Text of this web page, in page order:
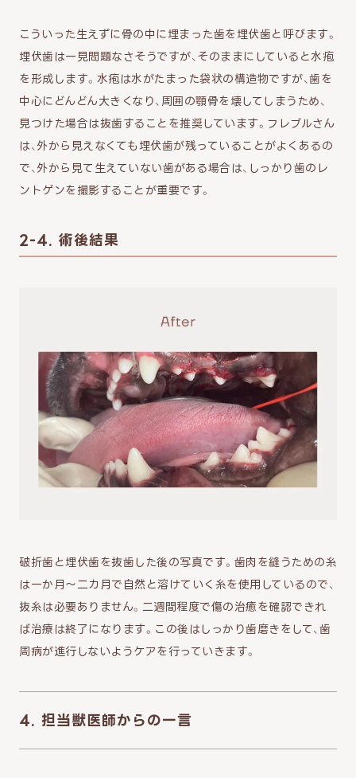
こういった生えずに骨の中に埋まった歯を埋伏歯と呼びます。
埋伏歯は一見問題なさそうですが、そのままにしていると水疱
を形成します。水疱は水がたまった袋状の構造物ですが、歯を
中心にどんどん大きくなり、周囲の顎骨を壊してしまうため、
見つけた場合は抜歯することを推奨しています。フレブルさん
は、外から見えなくても埋伏歯が残っていることがよくあるの
で、外から見て生えていない歯がある場合は、しっかり歯のレ
ントゲンを撮影することが重要です。
2-4. 術後結果
破折歯と埋伏歯を抜歯した後の写真です。歯肉を縫うための糸
は一か月～二カ月で自然と溶けていく糸を使用しているので、
抜糸は必要ありません。二週間程度で傷の治癒を確認できれ
ば治療は終了になります。この後はしっかり歯磨きをして、歯
周病が進行しないようケアを行っていきます。
4. 担当獣医師からの一言